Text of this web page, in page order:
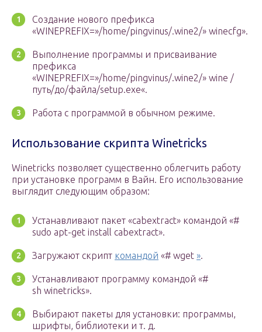
Создание нового префикса
«WINEPREFIX=»/home/pingvinus/.wine2/» winecfg».
Выполнение программы и присваивание
префикса
«WINEPREFIX=»/home/pingvinus/.wine2/» wine /
путь/до/файла/setup.exe«.
Работа с программой в обычном режиме.
Использование скрипта Winetricks
Winetricks позволяет существенно облегчить работу
при установке программ в Вайн. Его использование
выглядит следующим образом:
Устанавливают пакет «cabextract» командой «#
sudo apt-get install cabextract».
Загружают скрипт командой «# wget ».
Устанавливают программу командой «#
sh winetricks».
Выбирают пакеты для установки: программы,
шрифты, библиотеки и т. д.